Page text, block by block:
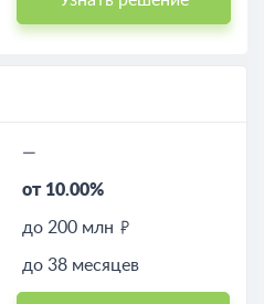
—
от 10.00%
до 200 млн
до 38 месяцев